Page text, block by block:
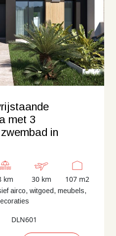
met 3
in
km 30 km 107 m2
airco, witgoed, meubels,
DLN601